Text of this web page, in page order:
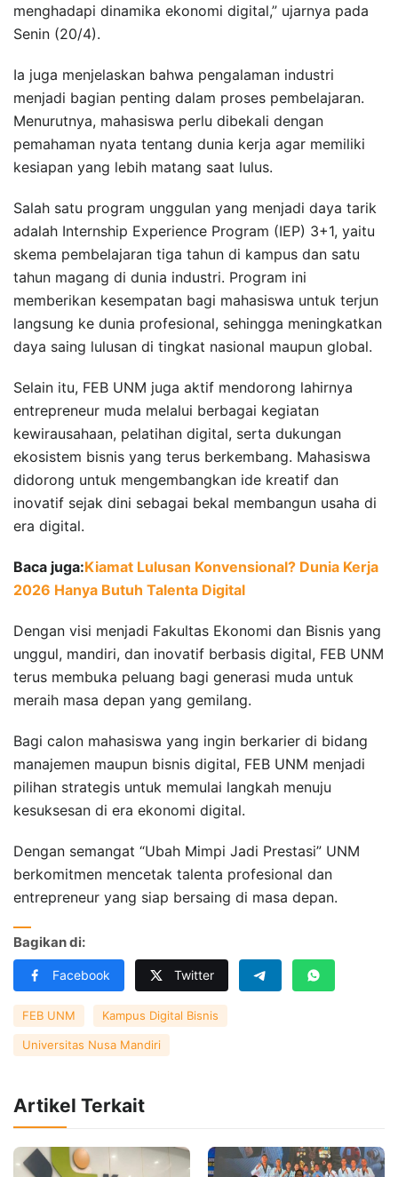
menghadapi dinamika ekonomi digital,” ujarnya pada
Senin (20/4).
Ia juga menjelaskan bahwa pengalaman industri
menjadi bagian penting dalam proses pembelajaran.
Menurutnya, mahasiswa perlu dibekali dengan
pemahaman nyata tentang dunia kerja agar memiliki
kesiapan yang lebih matang saat lulus.
Salah satu program unggulan yang menjadi daya tarik
adalah Internship Experience Program (IEP) 3+1, yaitu
skema pembelajaran tiga tahun di kampus dan satu
tahun magang di dunia industri. Program ini
memberikan kesempatan bagi mahasiswa untuk terjun
langsung ke dunia profesional, sehingga meningkatkan
daya saing lulusan di tingkat nasional maupun global.
Selain itu, FEB UNM juga aktif mendorong lahirnya
entrepreneur muda melalui berbagai kegiatan
kewirausahaan, pelatihan digital, serta dukungan
ekosistem bisnis yang terus berkembang. Mahasiswa
didorong untuk mengembangkan ide kreatif dan
inovatif sejak dini sebagai bekal membangun usaha di
era digital.
Baca juga:Kiamat Lulusan Konvensional? Dunia Kerja
2026 Hanya Butuh Talenta Digital
Dengan visi menjadi Fakultas Ekonomi dan Bisnis yang
unggul, mandiri, dan inovatif berbasis digital, FEB UNM
terus membuka peluang bagi generasi muda untuk
meraih masa depan yang gemilang.
Bagi calon mahasiswa yang ingin berkarier di bidang
manajemen maupun bisnis digital, FEB UNM menjadi
pilihan strategis untuk memulai langkah menuju
kesuksesan di era ekonomi digital.
Dengan semangat “Ubah Mimpi Jadi Prestasi” UNM
berkomitmen mencetak talenta profesional dan
entrepreneur yang siap bersaing di masa depan.
Bagikan di:
Facebook Twitter
FEB UNM Kampus Digital Bisnis
Universitas Nusa Mandiri
Artikel Terkait